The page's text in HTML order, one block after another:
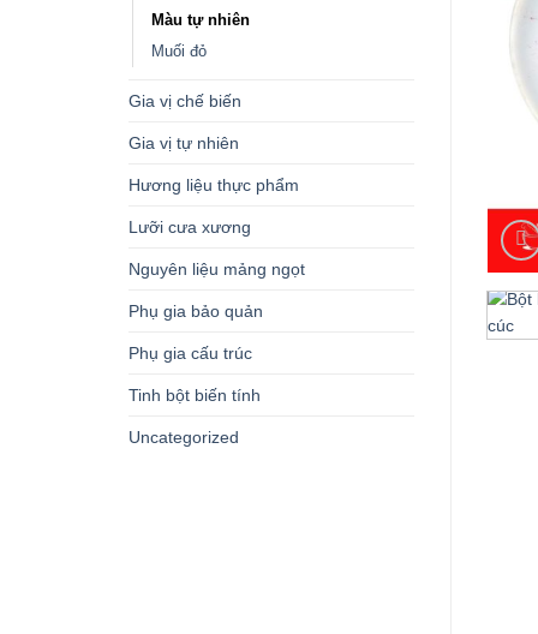
Màu tự nhiên
Muối đỏ
Gia vị chế biến
Gia vị tự nhiên
Hương liệu thực phẩm
Lưỡi cưa xương
Nguyên liệu mảng ngọt
Phụ gia bảo quản
Phụ gia cấu trúc
Tinh bột biến tính
Uncategorized